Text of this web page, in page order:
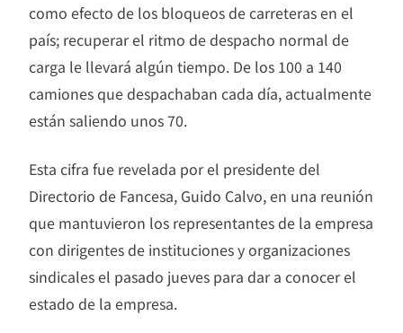
como efecto de los bloqueos de carreteras en el
país; recuperar el ritmo de despacho normal de
carga le llevará algún tiempo. De los 100 a 140
camiones que despachaban cada día, actualmente
están saliendo unos 70.
Esta cifra fue revelada por el presidente del
Directorio de Fancesa, Guido Calvo, en una reunión
que mantuvieron los representantes de la empresa
con dirigentes de instituciones y organizaciones
sindicales el pasado jueves para dar a conocer el
estado de la empresa.